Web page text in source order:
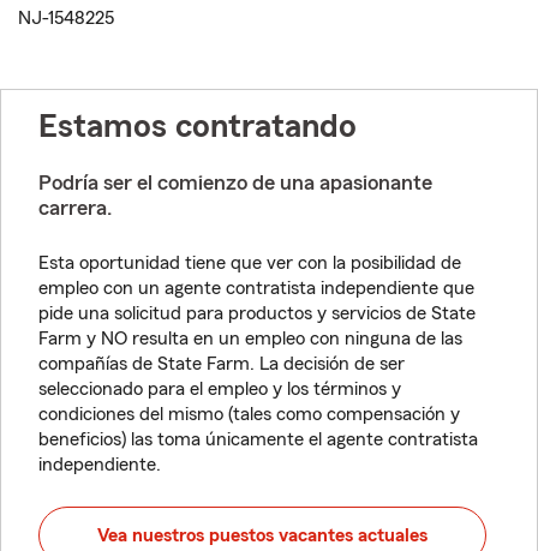
NJ-1548225
Estamos contratando
Podría ser el comienzo de una apasionante
carrera.
Esta oportunidad tiene que ver con la posibilidad de
empleo con un agente contratista independiente que
pide una solicitud para productos y servicios de State
Farm y NO resulta en un empleo con ninguna de las
compañías de State Farm. La decisión de ser
seleccionado para el empleo y los términos y
condiciones del mismo (tales como compensación y
beneficios) las toma únicamente el agente contratista
independiente.
Vea nuestros puestos vacantes actuales